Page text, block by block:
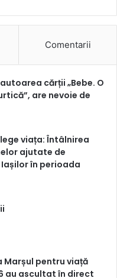
Comentarii
cărții „Bebe. O
are nevoie de
viața: Întâlnirea
ajutate de
în perioada
Marșul pentru viață
au ascultat în direct